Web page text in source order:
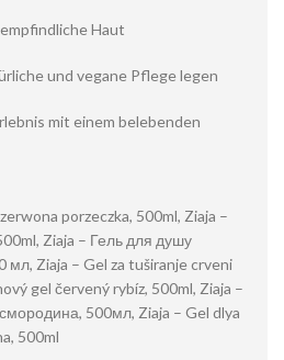
Haut
und vegane Pflege legen
mit einem belebenden
porzeczka, 500ml, Ziaja –
Ziaja – Гель для душу
мл, Ziaja – Gel za tuširanje crveni
gel červený rybíz, 500ml, Ziaja –
500мл, Ziaja – Gel dlya
500ml